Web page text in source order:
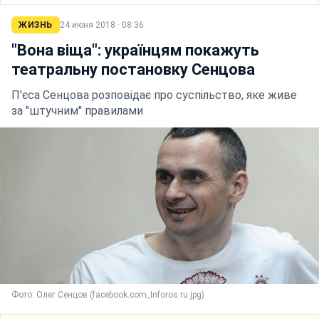
ЖИЗНЬ 24 июня 2018 · 08:36
"Вона віща": українцям покажуть
театральну постановку Сенцова
П'єса Сенцова розповідає про суспільство, яке живе
за "штучним" правилами
Фото: Олег Сенцов (facebook.com_Inforos.ru.jpg)